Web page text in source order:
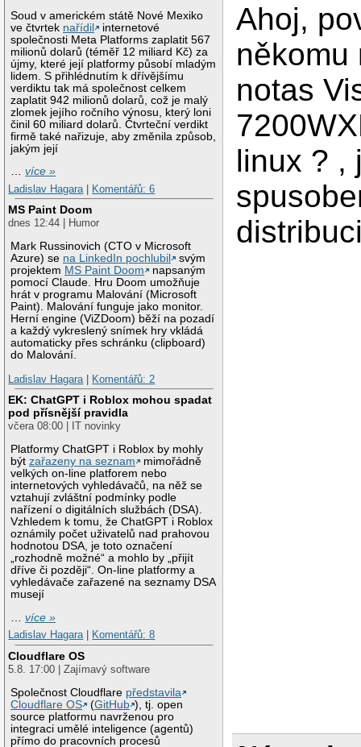
Soud v americkém státě Nové Mexiko
ve čtvrtek nařídil
internetové
společnosti Meta Platforms zaplatit 567
milionů dolarů (téměř 12 miliard Kč) za
újmy, které její platformy působí mladým
lidem. S přihlédnutím k dřívějšímu
verdiktu tak má společnost celkem
zaplatit 942 milionů dolarů, což je malý
zlomek jejího ročního výnosu, který loni
činil 60 miliard dolarů. Čtvrteční verdikt
firmě také nařizuje, aby změnila způsob,
jakým její
…více »
Ladislav Hagara
Komentářů: 6
MS Paint Doom
dnes 12:44 | Humor
Mark Russinovich (CTO v Microsoft
Azure) se na LinkedIn pochlubil
svým
projektem MS Paint Doom
napsaným
pomocí Claude. Hru Doom umožňuje
hrát v programu Malování (Microsoft
Paint). Malování funguje jako monitor.
Herní engine (ViZDoom) běží na pozadí
a každý vykreslený snímek hry vkládá
automaticky přes schránku (clipboard)
do Malování.
Ladislav Hagara
Komentářů: 2
EK: ChatGPT i Roblox mohou spadat
pod přísnější pravidla
včera 08:00 | IT novinky
Platformy ChatGPT i Roblox by mohly
býtzařazeny na seznam
mimořádně
velkých on-line platforem nebo
internetových vyhledávačů, na něž se
vztahují zvláštní podmínky podle
nařízení o digitálních službách (DSA).
Vzhledem k tomu, že ChatGPT i Roblox
oznámily počet uživatelů nad prahovou
hodnotou DSA, je toto označení
„rozhodně možné“ a mohlo by „přijít
dříve či později“. On-line platformy a
vyhledávače zařazené na seznamy DSA
musejí
…více »
Ladislav Hagara| Komentářů: 8
Cloudflare OS
5.8. 17:00 | Zajímavý software
Společnost Cloudflare představila
Cloudflare OS
(GitHub ), tj. open
source platformu navrženou pro
integraci umělé inteligence (agentů)
přímo do pracovních procesů
Ahoj,
někomu
notas
linux ? ,